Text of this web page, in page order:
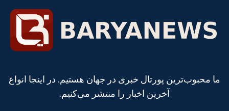
ما محبوب‌ترین پورتال خبری در جهان هستیم. در اینجا انواع
آخرین اخبار را منتشر می‌کنیم.